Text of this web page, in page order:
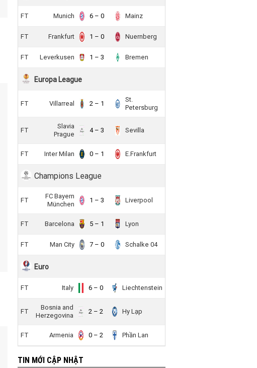
FT Munich 6 – 0 Mainz
FT Frankfurt 1 – 0 Nuernberg
FT Leverkusen 1 – 3 Bremen
Europa League
FT Villarreal 2 – 1
St.
Petersburg
FT
Slavia
Prague
4 – 3 Sevilla
FT Inter Milan 0 – 1 E.Frankfurt
Champions League
FT
FC Bayern
München
1 – 3 Liverpool
FT Barcelona 5 – 1 Lyon
FT Man City 7 – 0 Schalke 04
Euro
FT Italy 6 – 0 Liechtenstein
FT
Bosnia and
Herzegovina
2 – 2 Hy Lạp
FT Armenia 0 – 2 Phần Lan
TIN MỚI CẬP NHẬT